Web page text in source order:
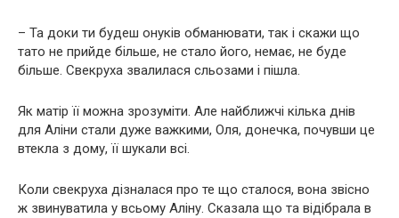
– Та доки ти будеш онуків обманювати, так і скажи що
тато не прийде більше, не стало його, немає, не буде
більше. Свекруха звалилася сльозами і пішла.
Як матір її можна зрозуміти. Але найближчі кілька днів
для Аліни стали дуже важкими, Оля, донечка, почувши це
втекла з дому, її шукали всі.
Коли свекруха дізналася про те що сталося, вона звісно
ж звинуватила у всьому Аліну. Сказала що та відібрала в